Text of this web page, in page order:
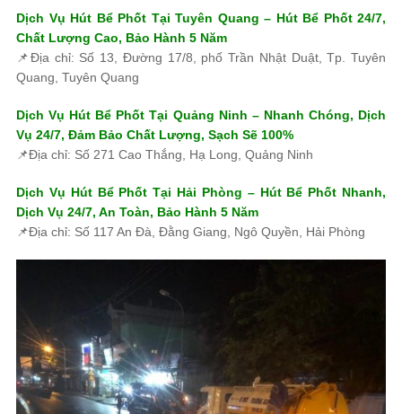
Dịch Vụ Hút Bể Phốt Tại Tuyên Quang – Hút Bể Phốt 24/7,
Chất Lượng Cao, Bảo Hành 5 Năm
📌Địa chỉ: Số 13, Đường 17/8, phố Trần Nhật Duật, Tp. Tuyên
Quang, Tuyên Quang
Dịch Vụ Hút Bể Phốt Tại Quảng Ninh – Nhanh Chóng, Dịch
Vụ 24/7, Đảm Bảo Chất Lượng, Sạch Sẽ 100%
📌Địa chỉ: Số 271 Cao Thắng, Hạ Long, Quảng Ninh
Dịch Vụ Hút Bể Phốt Tại Hải Phòng – Hút Bể Phốt Nhanh,
Dịch Vụ 24/7, An Toàn, Bảo Hành 5 Năm
📌Địa chỉ: Số 117 An Đà, Đằng Giang, Ngô Quyền, Hải Phòng